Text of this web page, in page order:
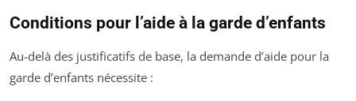
Conditions pour l’aide à la garde d’enfants
Au-delà des justificatifs de base, la demande d’aide pour la
garde d’enfants nécessite :